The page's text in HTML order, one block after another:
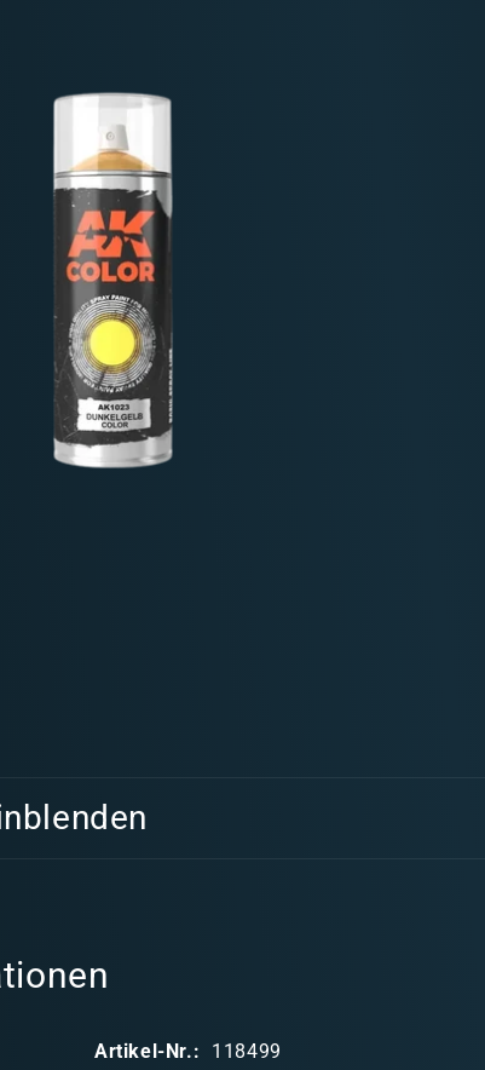
Artikel-Nr.:
118499
Versand
EU-Länder (z. B. Schweiz)
nicht im Kaufpreis oder in den Versandkosten